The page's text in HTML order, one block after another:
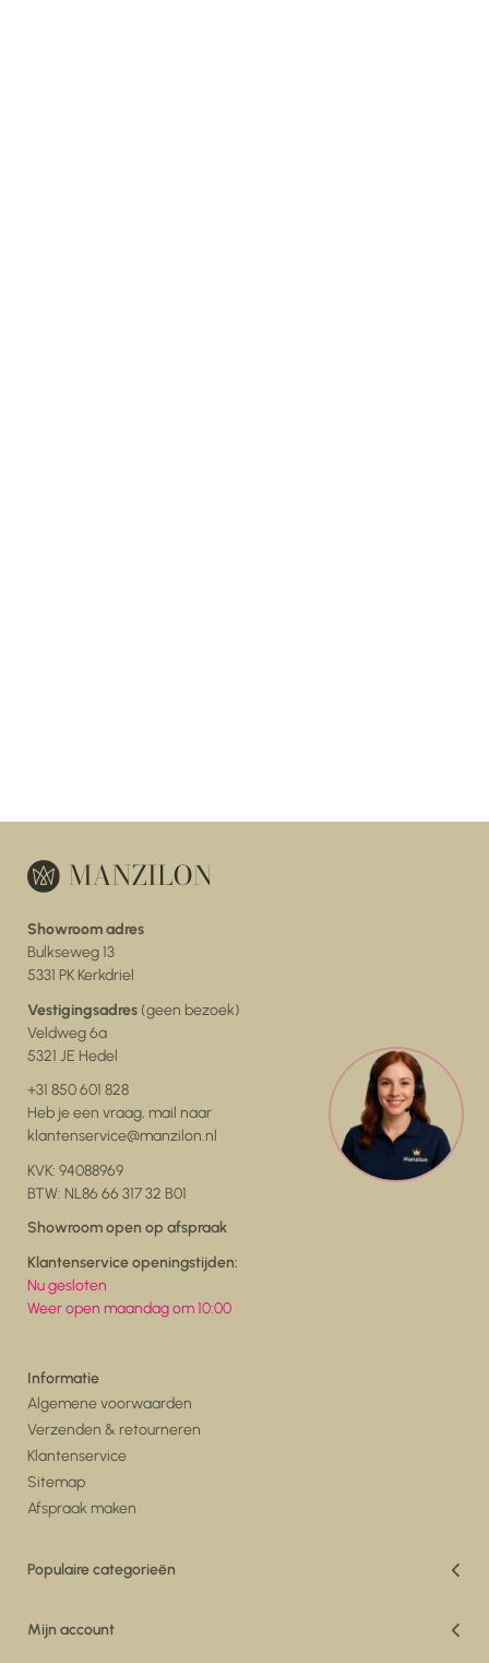
Showroom adres
Bulkseweg 13
5331 PK Kerkdriel
Vestigingsadres (geen bezoek)
Veldweg 6a
5321 JE Hedel
+31 850 601 828
Heb je een vraag, mail naar
klantenservice@manzilon.nl
KVK: 94088969
BTW: NL86 66 317 32 B01
Showroom open op afspraak
Klantenservice openingstijden:
Nu gesloten
Weer open maandag om 10:00
Informatie
Algemene voorwaarden
Verzenden & retourneren
Klantenservice
Sitemap
Afspraak maken
Populaire categorieën
Woonkamer
Mijn account